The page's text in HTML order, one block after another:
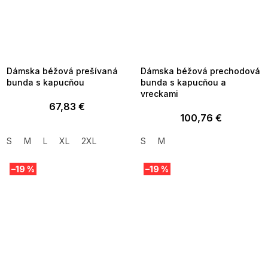
Dámska béžová prešívaná
bunda s kapucňou
67,83 €
S M L XL 2XL
Dámska béžová prechodová
bunda s kapucňou a
vreckami
100,76 €
S M
–19 % –19 %